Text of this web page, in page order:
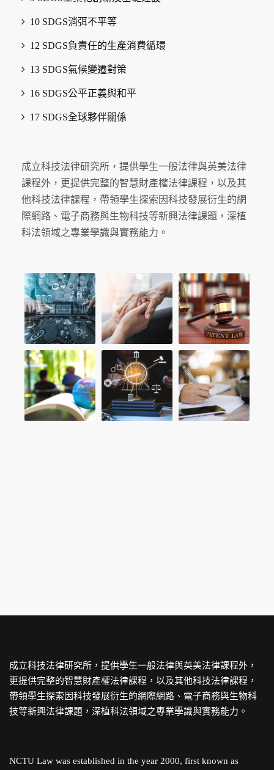
10 SDGS消弭不平等
12 SDGS負責任的生產消費循環
13 SDGS氣候變遷對策
16 SDGS公平正義與和平
17 SDGS全球夥伴關係
成立科技法律研究所，提供學生一般法律與英美法律
課程外，更提供完整的智慧財產權法律課程，以及其
他科技法律課程，帶領學生探索因科技發展衍生的網
際網路、電子商務與生物科技等新興法律課題，深植
科法領域之專業學識與實務能力。
成立科技法律研究所，提供學生一般法律與英美法律課程外，
更提供完整的智慧財產權法律課程，以及其他科技法律課程，
帶領學生探索因科技發展衍生的網際網路、電子商務與生物科
技等新興法律課題，深植科法領域之專業學識與實務能力。
NCTU Law was established in the year 2000, first known as